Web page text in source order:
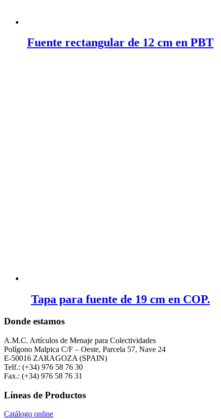
Fuente rectangular de 12 cm en PBT
Tapa para fuente de 19 cm en COP.
Donde estamos
A.M.C. Artículos de Menaje para Colectividades
Polígono Malpica C/F – Oeste, Parcela 57, Nave 24
E-50016 ZARAGOZA (SPAIN)
Telf.: (+34) 976 58 76 30
Fax.: (+34) 976 58 76 31
Líneas de Productos
Catálogo online